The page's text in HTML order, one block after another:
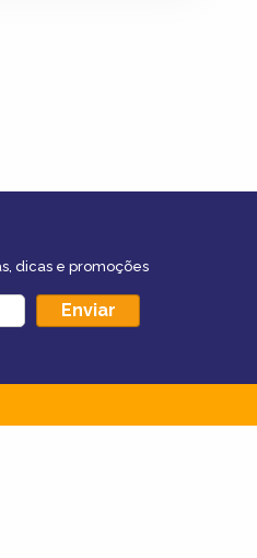
dicas e promoções